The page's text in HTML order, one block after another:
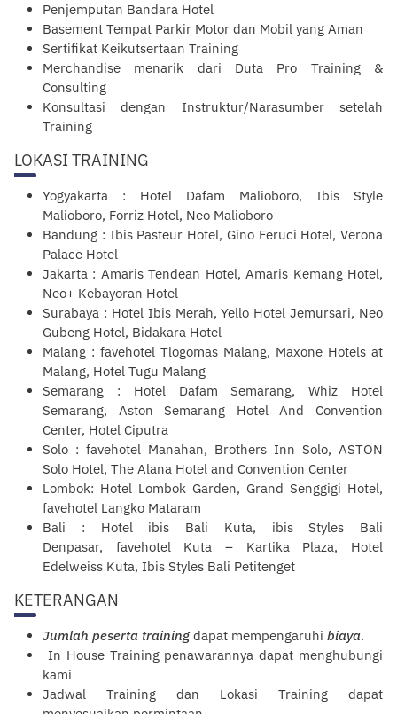
Penjemputan Bandara Hotel
Basement Tempat Parkir Motor dan Mobil yang Aman
Sertifikat Keikutsertaan Training
Merchandise menarik dari Duta Pro Training &
Consulting
Konsultasi dengan Instruktur/Narasumber setelah
Training
LOKASI TRAINING
Yogyakarta : Hotel Dafam Malioboro, Ibis Style
Malioboro, Forriz Hotel, Neo Malioboro
Bandung : Ibis Pasteur Hotel, Gino Feruci Hotel, Verona
Palace Hotel
Jakarta : Amaris Tendean Hotel, Amaris Kemang Hotel,
Neo+ Kebayoran Hotel
Surabaya : Hotel Ibis Merah, Yello Hotel Jemursari, Neo
Gubeng Hotel, Bidakara Hotel
Malang : favehotel Tlogomas Malang, Maxone Hotels at
Malang, Hotel Tugu Malang
Semarang : Hotel Dafam Semarang, Whiz Hotel
Semarang, Aston Semarang Hotel And Convention
Center, Hotel Ciputra
Solo : favehotel Manahan, Brothers Inn Solo, ASTON
Solo Hotel, The Alana Hotel and Convention Center
Lombok: Hotel Lombok Garden, Grand Senggigi Hotel,
favehotel Langko Mataram
Bali : Hotel ibis Bali Kuta, ibis Styles Bali
Denpasar, favehotel Kuta – Kartika Plaza, Hotel
Edelweiss Kuta, Ibis Styles Bali Petitenget
KETERANGAN
Jumlah peserta trainingdapat mempengaruhi biaya.
In House Training penawarannya dapat menghubungi
kami
Jadwal Training dan Lokasi Training dapat